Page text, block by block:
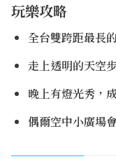
玩樂攻略
全台雙跨距最長
走上透明的天空
晚上有燈光秀，
偶爾空中小廣場